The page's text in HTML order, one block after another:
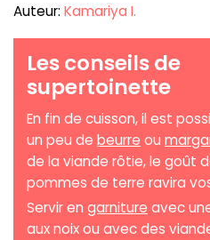
Auteur: Kamariya I.
Les conseils de
supertoinette
En fin de cuisson, il est
un peu de beurre ou
de la viande rôtie, le goût
pommes de terre ravira
Servir en garniture avec
aux noix ou avec des